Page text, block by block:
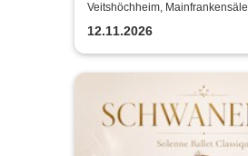
Veitshöchheim, Mainfrankensäle
12.11.2026